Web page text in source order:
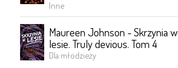
Inne
Maureen Johnson - Skrzynia w
lesie. Truly devious. Tom 4
Dla młodzieży